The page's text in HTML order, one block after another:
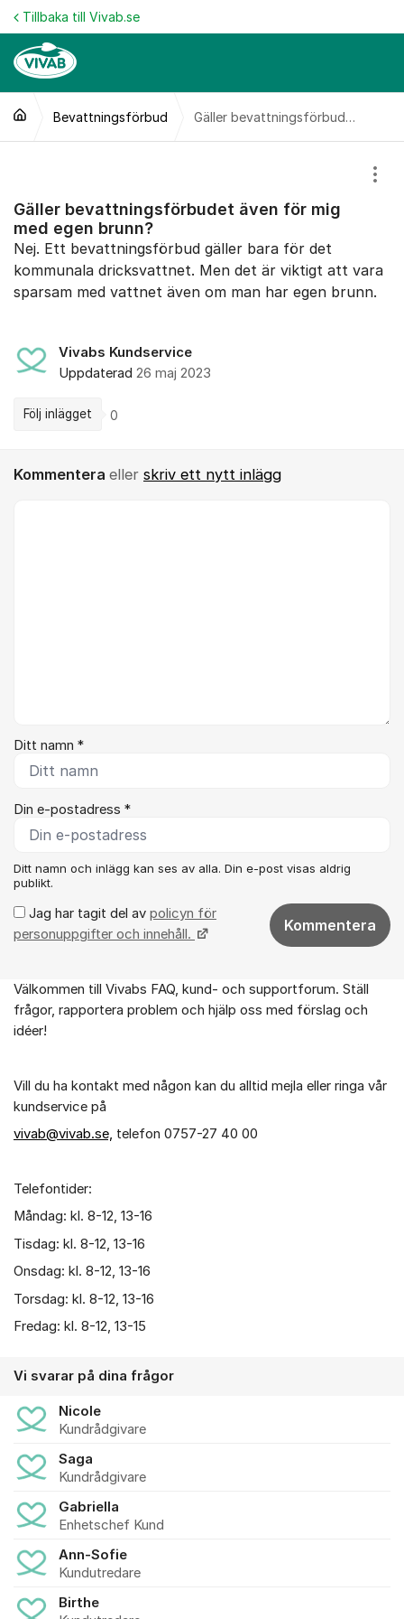
Hoppa till innehåll
Tillbaka till Vivab.se
Bevattningsförbud Gäller bevattningsförbudet även för mig med egen brunn?
Gäller bevattningsförbudet även för mig
med egen brunn?
Nej. Ett bevattningsförbud gäller bara för det
kommunala dricksvattnet. Men det är viktigt att vara
sparsam med vattnet även om man har egen brunn.
Vivabs Kundservice
Uppdaterad 26 maj 2023
Följ inlägget 0
Kommentera eller skriv ett nytt inlägg
Ditt namn *
Din e-postadress *
Ditt namn och inlägg kan ses av alla. Din e-post visas aldrig
publikt.
Jag har tagit del av policyn för
personuppgifter och innehåll.
Kommentera
Om forumet
Välkommen till Vivabs FAQ, kund- och supportforum. Ställ
frågor, rapportera problem och hjälp oss med förslag och
idéer!
Vill du ha kontakt med någon kan du alltid mejla eller ringa vår
kundservice på
vivab@vivab.se, telefon 0757-27 40 00
Telefontider:
Måndag: kl. 8-12, 13-16
Tisdag: kl. 8-12, 13-16
Onsdag: kl. 8-12, 13-16
Torsdag: kl. 8-12, 13-16
Fredag: kl. 8-12, 13-15
Vi svarar på dina frågor
Nicole
Kundrådgivare
Saga
Kundrådgivare
Gabriella
Enhetschef Kund
Ann-Sofie
Kundutredare
Birthe